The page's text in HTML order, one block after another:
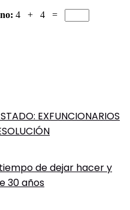
4 + 4 =
EXFUNCIONARIOS
de dejar hacer y
30 años